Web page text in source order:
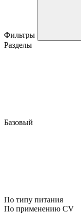
Фильтры
Разделы
Базовый
По типу питания
По применению CV